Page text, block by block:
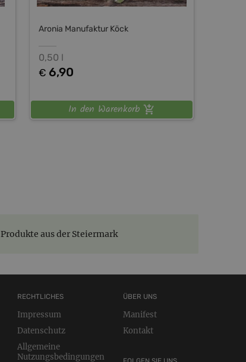
Aronia Manufaktur Köck
0,50 l
€ 6,90
In den Warenkorb
Produkte aus der Steiermark
RECHTLICHES
Impressum
Datenschutz
Allgemeine
Nutzungsbedingungen
ÜBER UNS
Manifest
Kontakt